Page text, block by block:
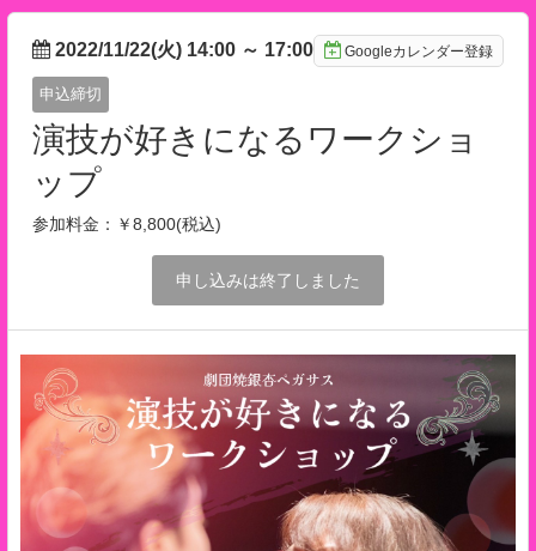
2022/11/22(火) 14:00 ～ 17:00 Googleカレンダー登録
申込締切
演技が好きになるワークショ
ップ
参加料金：￥8,800(税込)
申し込みは終了しました